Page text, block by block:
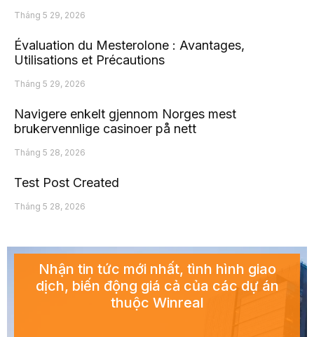
Tháng 5 29, 2026
Évaluation du Mesterolone : Avantages,
Utilisations et Précautions
Tháng 5 29, 2026
Navigere enkelt gjennom Norges mest
brukervennlige casinoer på nett
Tháng 5 28, 2026
Test Post Created
Tháng 5 28, 2026
Nhận tin tức mới nhất, tình hình giao
dịch, biến động giá cả của các dự án
thuộc Winreal